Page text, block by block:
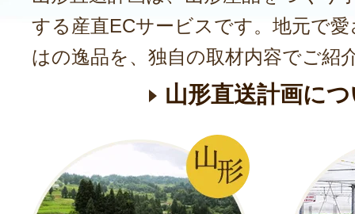
する産直ECサービスです。地元で
はの逸品を、独自の取材内容でご紹
山形直送計画に